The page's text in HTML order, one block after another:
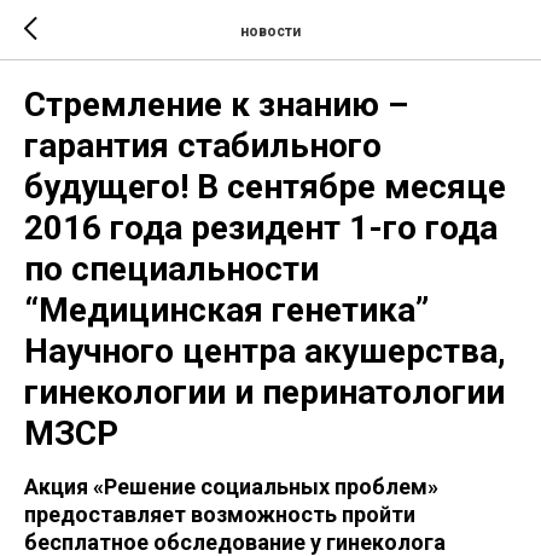
новости
Стремление к знанию –
гарантия стабильного
будущего! В сентябре месяце
2016 года резидент 1-го года
по специальности
“Медицинская генетика”
Научного центра акушерства,
гинекологии и перинатологии
МЗСР
Акция «Решение социальных проблем»
предоставляет возможность пройти
бесплатное обследование у гинеколога